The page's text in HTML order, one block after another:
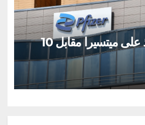
فايزر تستحوذ على ميتسيرا مقابل 10